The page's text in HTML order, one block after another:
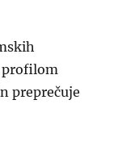
profilom
preprečuje